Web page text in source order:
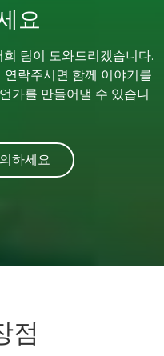
요
팀이 도와드리겠습니다.
연락주시면 함께 이야기를
가를 만들어낼 수 있습니
하세요
점